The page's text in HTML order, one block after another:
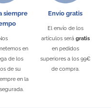
siempre
en
de los
de su
en la
Envío gratis
El envío de los
artículos será gratis
en pedidos
superiores a los 99€
de compra.